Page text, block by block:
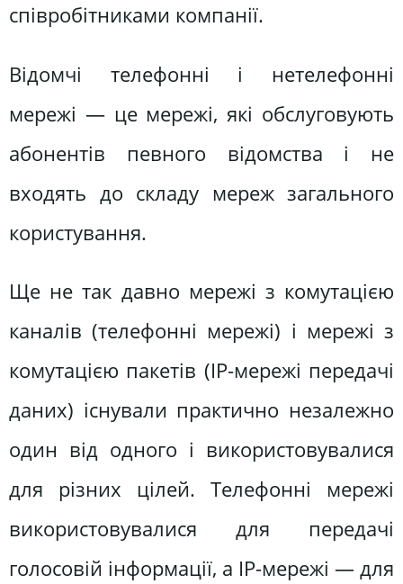
співробітниками компанії.
Відомчі телефонні і нетелефонні
мережі — це мережі, які обслуговують
абонентів певного відомства і не
входять до складу мереж загального
користування.
Ще не так давно мережі з комутацією
каналів (телефонні мережі) і мережі з
комутацією пакетів (IP-мережі передачі
даних) існували практично незалежно
один від одного і використовувалися
для різних цілей. Телефонні мережі
використовувалися для передачі
голосовій інформації, а IP-мережі — для